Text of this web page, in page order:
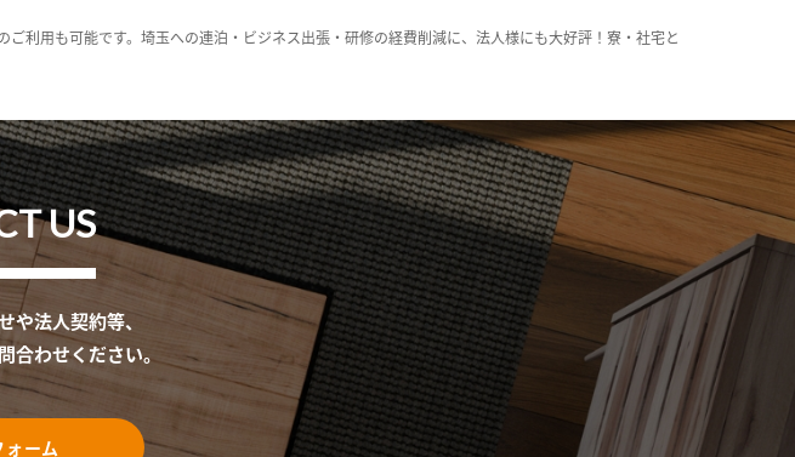
利用も可能です。埼玉への連泊・ビジネス出張・研修の経費削減に、法人様にも大好評！寮・社宅と
US
や法人契約等、
合わせください。
ーム